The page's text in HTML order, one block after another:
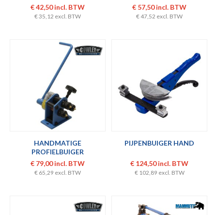
€ 42,50 incl. BTW
€ 35,12 excl. BTW
€ 57,50 incl. BTW
€ 47,52 excl. BTW
HANDMATIGE
PROFIELBUIGER
BUIGMACHINE 6.5MM
€ 79,00 incl. BTW
€ 65,29 excl. BTW
PIJPENBUIGER HAND
€ 124,50 incl. BTW
€ 102,89 excl. BTW